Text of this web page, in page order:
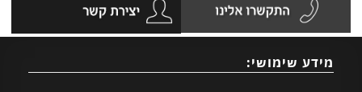
מידע שימושי: